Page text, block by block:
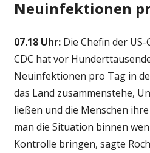
Neuinfektionen
07.18 Uhr:Die Chefin der
CDC hat vor
Neuinfektionen pro Tag in
das Land zusammenstehe,
ließen und die Menschen
man die Situation binnen
Kontrolle bringen, sagte